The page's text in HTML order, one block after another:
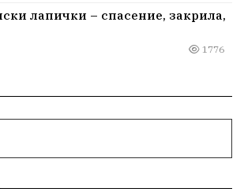
лапички – спасение, закрила,
1776